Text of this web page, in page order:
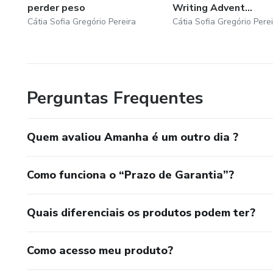
perder peso
Cátia Sofia Gregório Pereira
Writing Advent...
Cátia Sofia Gregório
Perguntas Frequentes
Quem avaliou Amanha é um outro dia ?
Como funciona o “Prazo de Garantia”?
Quais diferenciais os produtos podem ter?
Como acesso meu produto?